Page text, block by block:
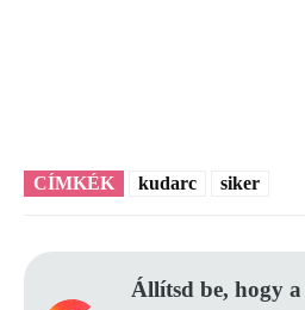
CÍMKÉK kudarc siker
Állítsd be, hogy